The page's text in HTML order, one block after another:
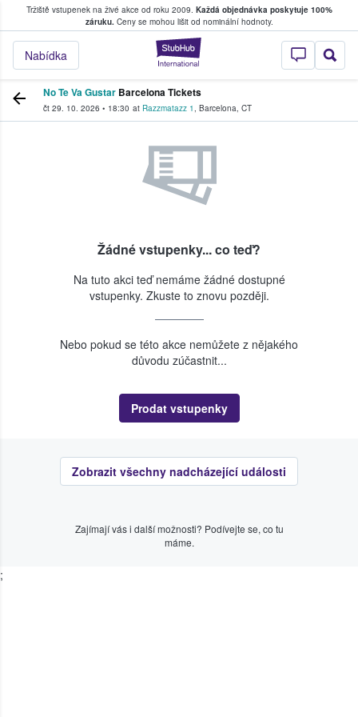
Tržiště vstupenek na živé akce od roku 2009. Každá objednávka poskytuje 100%
záruku.Ceny se mohou lišit od nominální hodnoty.
StubHub –
Nabídka
kde fanoušci kupují a prodávají vstupenky
No Te Va Gustar Barcelona Tickets
čt 29. 10. 2026 • 18:30 at Razzmatazz 1, Barcelona, CT
Žádné vstupenky... co teď?
Na tuto akci teď nemáme žádné dostupné
vstupenky. Zkuste to znovu později.
Nebo pokud se této akce nemůžete z nějakého
důvodu zúčastnit...
Prodat vstupenky
Zobrazit všechny nadcházející události
Zajímají vás i další možnosti? Podívejte se, co tu
máme.
;